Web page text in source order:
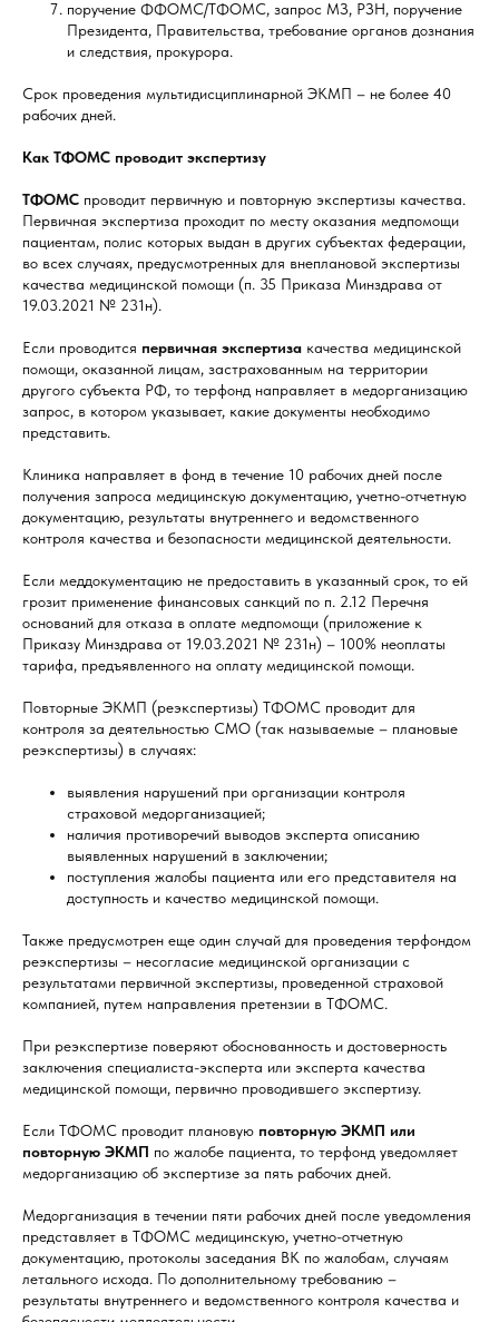
поручение ФФОМС/ТФОМС, запрос МЗ, РЗН, поручение
Президента, Правительства, требование органов дознания
и следствия, прокурора.
Срок проведения мультидисциплинарной ЭКМП – не более 40
рабочих дней.
Как ТФОМС проводит экспертизу
ТФОМС проводит первичную и повторную экспертизы качества.
Первичная экспертиза проходит по месту оказания медпомощи
пациентам, полис которых выдан в других субъектах федерации,
во всех случаях, предусмотренных для внеплановой экспертизы
качества медицинской помощи (п. 35 Приказа Минздрава от
19.03.2021 № 231н).
Если проводится первичная экспертиза качества медицинской
помощи, оказанной лицам, застрахованным на территории
другого субъекта РФ, то терфонд направляет в медорганизацию
запрос, в котором указывает, какие документы необходимо
представить.
Клиника направляет в фонд в течение 10 рабочих дней после
получения запроса медицинскую документацию, учетно-отчетную
документацию, результаты внутреннего и ведомственного
контроля качества и безопасности медицинской деятельности.
Если меддокументацию не предоставить в указанный срок, то ей
грозит применение финансовых санкций по п. 2.12 Перечня
оснований для отказа в оплате медпомощи (приложение к
Приказу Минздрава от 19.03.2021 № 231н) – 100% неоплаты
тарифа, предъявленного на оплату медицинской помощи.
Повторные ЭКМП (реэкспертизы) ТФОМС проводит для
контроля за деятельностью СМО (так называемые – плановые
реэкспертизы) в случаях:
выявления нарушений при организации контроля
страховой медорганизацией;
наличия противоречий выводов эксперта описанию
выявленных нарушений в заключении;
поступления жалобы пациента или его представителя на
доступность и качество медицинской помощи.
Также предусмотрен еще один случай для проведения терфондом
реэкспертизы – несогласие медицинской организации с
результатами первичной экспертизы, проведенной страховой
компанией, путем направления претензии в ТФОМС.
При реэкспертизе поверяют обоснованность и достоверность
заключения специалиста-эксперта или эксперта качества
медицинской помощи, первично проводившего экспертизу.
Если ТФОМС проводит плановую повторную ЭКМП или
повторную ЭКМП по жалобе пациента, то терфонд уведомляет
медорганизацию об экспертизе за пять рабочих дней.
Медорганизация в течении пяти рабочих дней после уведомления
представляет в ТФОМС медицинскую, учетно-отчетную
документацию, протоколы заседания ВК по жалобам, случаям
летального исхода. По дополнительному требованию –
результаты внутреннего и ведомственного контроля качества и